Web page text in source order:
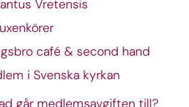
Vretensis
café & second hand
i Svenska kyrkan
går medlemsavgiften till?